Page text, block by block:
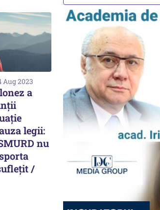
Aug 2023
a
legii:
nu
/